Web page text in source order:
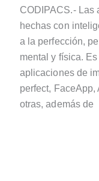
CODIPACS.- Las
hechas con
a la perfección,
mental y física.
aplicaciones de
perfect,
otras, además de